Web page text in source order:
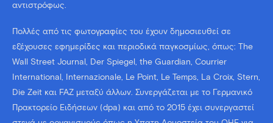
αντιστρόφως.
Πολλές από τις φωτογραφίες του έχουν δημοσιευθεί σε
εξέχουσες εφημερίδες και περιοδικά παγκοσμίως, όπως: The
Wall Street Journal, Der Spiegel, the Guardian, Courrier
International, Internazionale, Le Point, Le Temps, La Croix, Stern,
Die Zeit και FAZ μεταξύ άλλων. Συνεργάζεται με το Γερμανικό
Πρακτορείο Ειδήσεων (dpa) και από το 2015 έχει συνεργαστεί